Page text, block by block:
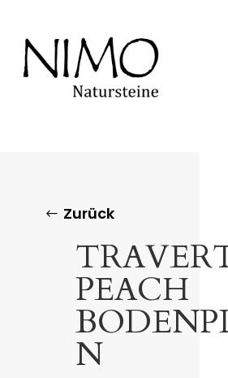
Zurück
PEACH
N